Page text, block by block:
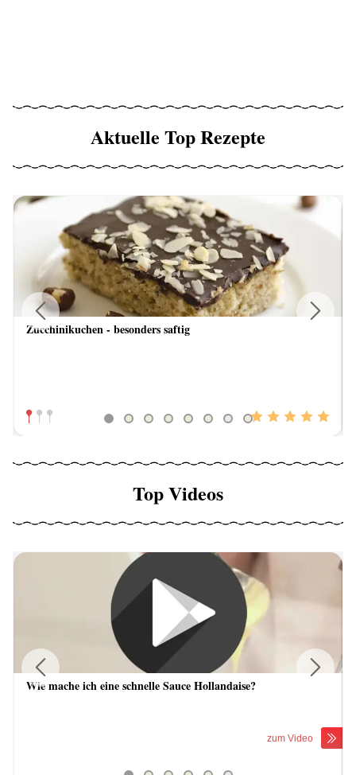
Aktuelle Top Rezepte
Zucchinikuchen - besonders saftig
Previous
Top Videos
Wie mache ich eine schnelle Sauce Hollandaise?
zum Video
Previous